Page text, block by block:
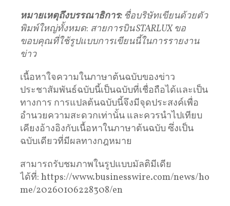
หมายเหตุถึงบรรณาธิการ: ชื่อบริษัทเขียนด้วยตัว
พิมพ์ใหญ่ทั้งหมด: สายการบินSTARLUXขอ
ขอบคุณที่ใช้รูปแบบการเขียนนี้ในการรายงาน
ข่าว
เนื้อหาใจความในภาษาต้นฉบับของข่าว
ประชาสัมพันธ์ฉบับนี้เป็นฉบับที่เชื่อถือได้และเป็น
ทางการ การแปลต้นฉบับนี้จึงมีจุดประสงค์เพื่อ
อำนวยความสะดวกเท่านั้น และควรนำไปเทียบ
เคียงอ้างอิงกับเนื้อหาในภาษาต้นฉบับ ซึ่งเป็น
ฉบับเดียวที่มีผลทางกฎหมาย
สามารถรับชมภาพในรูปแบบมัลติมีเดีย
ได้ที่: https://www.businesswire.com/news/ho
me/20260106228308/en